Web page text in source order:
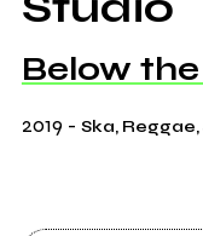
Below
2019 - Ska,